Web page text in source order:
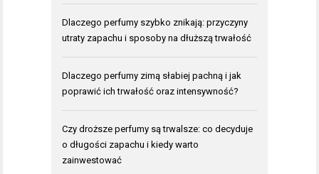
Dlaczego perfumy szybko znikają: przyczyny
utraty zapachu i sposoby na dłuższą trwałość
Dlaczego perfumy zimą słabiej pachną i jak
poprawić ich trwałość oraz intensywność?
Czy droższe perfumy są trwalsze: co decyduje
o długości zapachu i kiedy warto
zainwestować